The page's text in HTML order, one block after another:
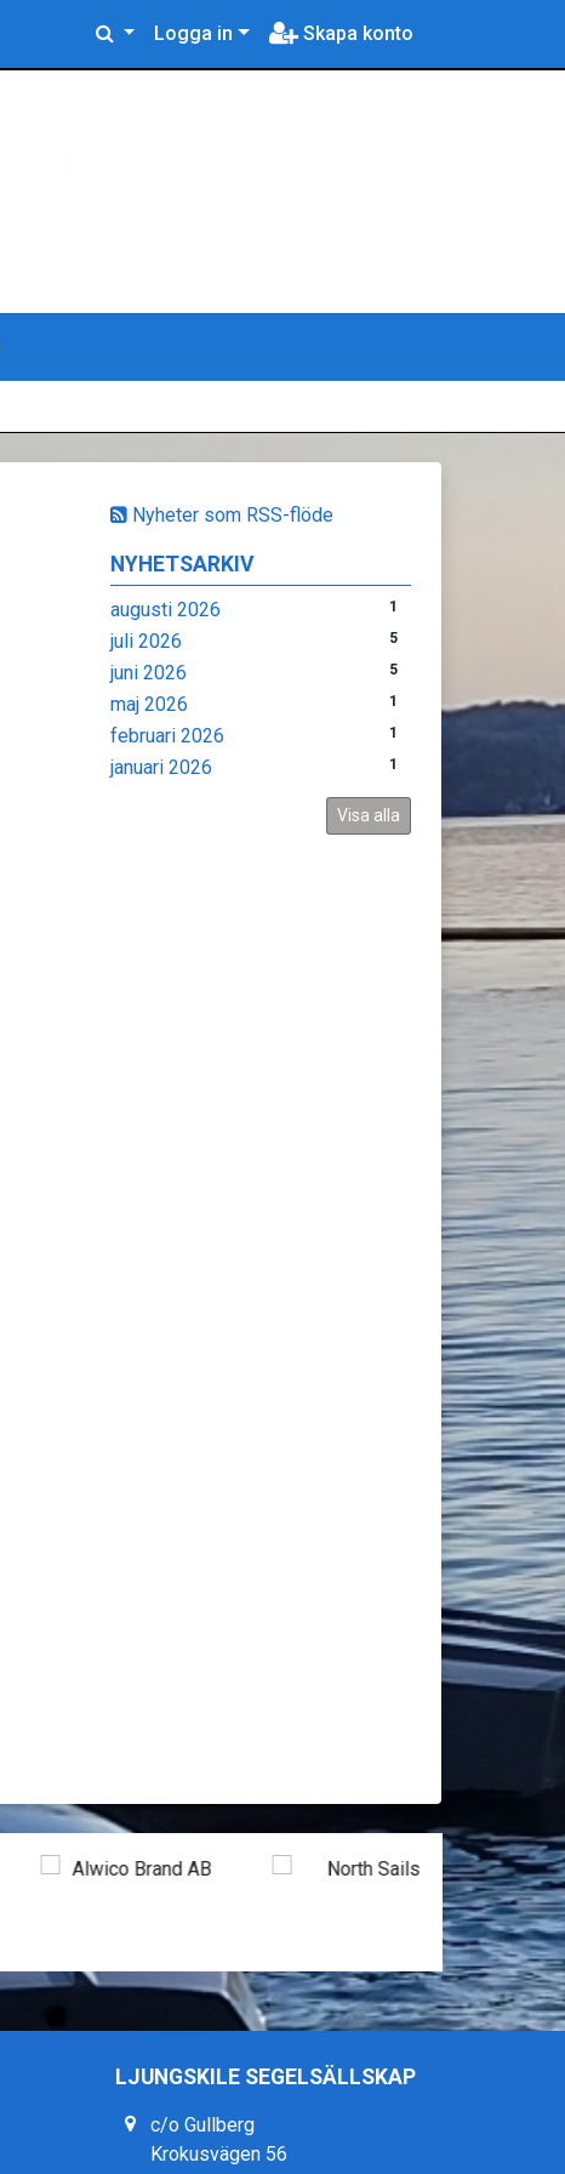
Logga in Skapa konto
Nyheter som RSS-flöde
NYHETSARKIV
augusti 2026 1
juli 2026 5
juni 2026 5
maj 2026 1
februari 2026 1
januari 2026 1
Visa alla
LJUNGSKILE SEGELSÄLLSKAP
c/o Gullberg
Krokusvägen 56